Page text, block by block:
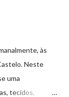
às
Neste
uma
tecidos,